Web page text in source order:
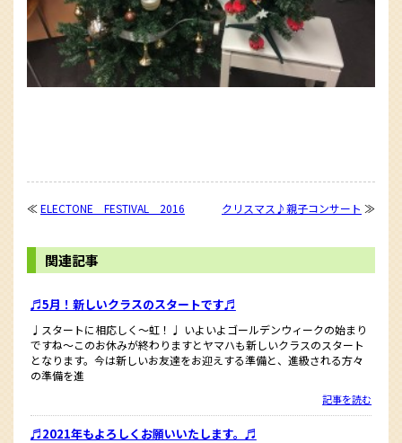
≪ELECTONE FESTIVAL 2016 クリスマス♪親子コンサート ≫
関連記事
♬5月！新しいクラスのスタートです♬
♩スタートに相応しく〜虹！♩ いよいよゴールデンウィークの始まり
ですね〜このお休みが終わりますとヤマハも新しいクラスのスタート
となります。今は新しいお友達をお迎えする準備と、進級される方々
の準備を進
記事を読む
♬2021年もよろしくお願いいたします。♬